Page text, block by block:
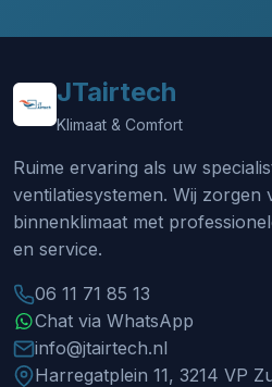
JTairtech
Klimaat & Comfort
Ruime ervaring als uw
ventilatiesystemen. Wij zorgen
binnenklimaat met
en service.
06 11 71 85 13
Chat via WhatsApp
info@jtairtech.nl
Harregatplein 11, 3214 VP